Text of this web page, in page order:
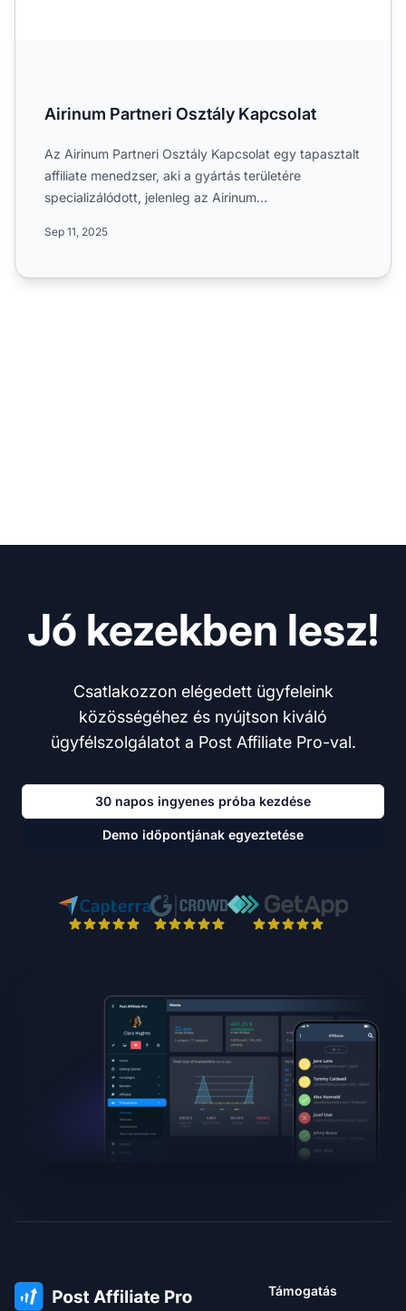
Airinum Partneri Osztály Kapcsolat
Az Airinum Partneri Osztály Kapcsolat egy tapasztalt
affiliate menedzser, aki a gyártás területére
specializálódott, jelenleg az Airinum
Sep 11, 2025
Jó kezekben lesz!
Csatlakozzon elégedett ügyfeleink
közösségéhez és nyújtson kiváló
ügyfélszolgálatot a Post Affiliate Pro-val.
30 napos ingyenes próba kezdése
Demo időpontjának egyeztetése
Támogatás